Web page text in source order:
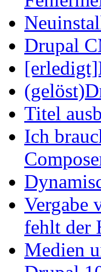
Drupal
Titel
Ich
Vergabe
fehlt der
Medien